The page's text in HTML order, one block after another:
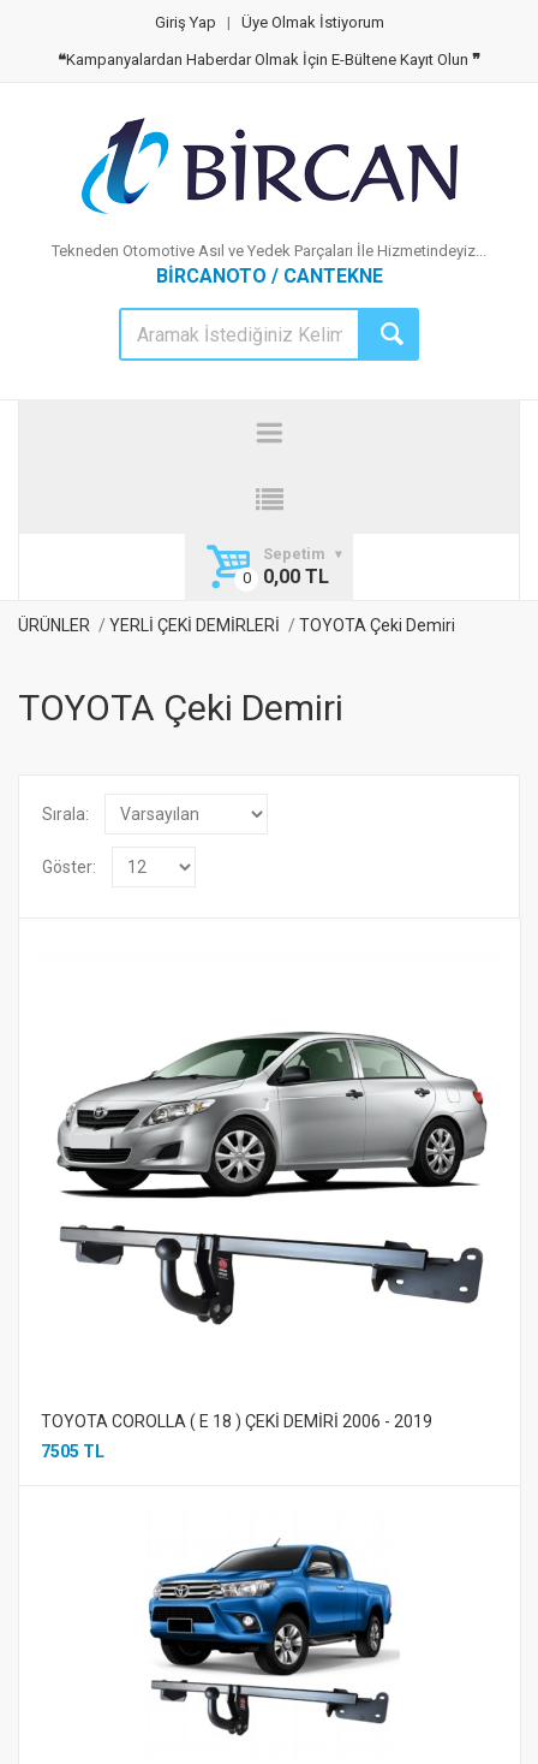
Giriş Yap | Üye Olmak İstiyorum
❝Kampanyalardan Haberdar Olmak İçin E-Bültene Kayıt Olun ❞
Tekneden Otomotive Asıl ve Yedek Parçaları İle Hizmetindeyiz...
BİRCANOTO / CANTEKNE
Sepetim
0,00 TL
ÜRÜNLER YERLİ ÇEKİ DEMİRLERİ TOYOTA Çeki Demiri
TOYOTA Çeki Demiri
Sırala:
Göster:
TOYOTA COROLLA ( E 18 ) ÇEKİ DEMİRİ 2006 - 2019
7505 TL